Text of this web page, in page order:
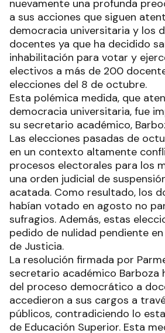
nuevamente una profunda
a sus acciones que siguen
democracia universitaria y los
docentes ya que ha decidido
inhabilitación para votar y
electivos a más de 200
elecciones del 8 de octubre.
Esta polémica medida, que
democracia universitaria, fue
su secretario académico,
Las elecciones pasadas de
en un contexto altamente
procesos electorales para los
una orden judicial de
acatada. Como resultado, los
habían votado en agosto no
sufragios. Además, estas
pedido de nulidad pendiente
de Justicia.
La resolución firmada por
secretario académico Barboza
del proceso democrático a
accedieron a sus cargos a
públicos, contradiciendo lo
de Educación Superior. Esta